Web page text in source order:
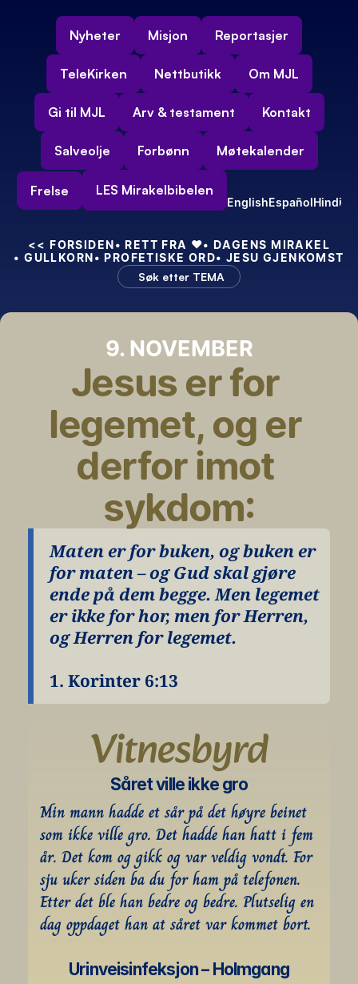
Nyheter Misjon Reportasjer
TeleKirken Nettbutikk Om MJL
Gi til MJL Arv & testament Kontakt
Salveolje Forbønn Møtekalender
Frelse LES Mirakelbibelen
EnglishEspañolHindi
<< FORSIDEN• RETT FRA ❤️• DAGENS MIRAKEL
• GULLKORN• PROFETISKE ORD• JESU GJENKOMST
Søk etter TEMA
9. NOVEMBER
Jesus er for
legemet, og er
derfor imot
sykdom:
Maten er for buken, og buken er
for maten – og Gud skal gjøre
ende på dem begge. Men legemet
er ikke for hor, men for Herren,
og Herren for legemet.
1. Korinter 6:13
Vitnesbyrd
Såret ville ikke gro
Min mann hadde et sår på det høyre beinet
som ikke ville gro. Det hadde han hatt i fem
år. Det kom og gikk og var veldig vondt. For
sju uker siden ba du for ham på telefonen.
Etter det ble han bedre og bedre. Plutselig en
dag oppdaget han at såret var kommet bort.
Urinveisinfeksjon – Holmgang